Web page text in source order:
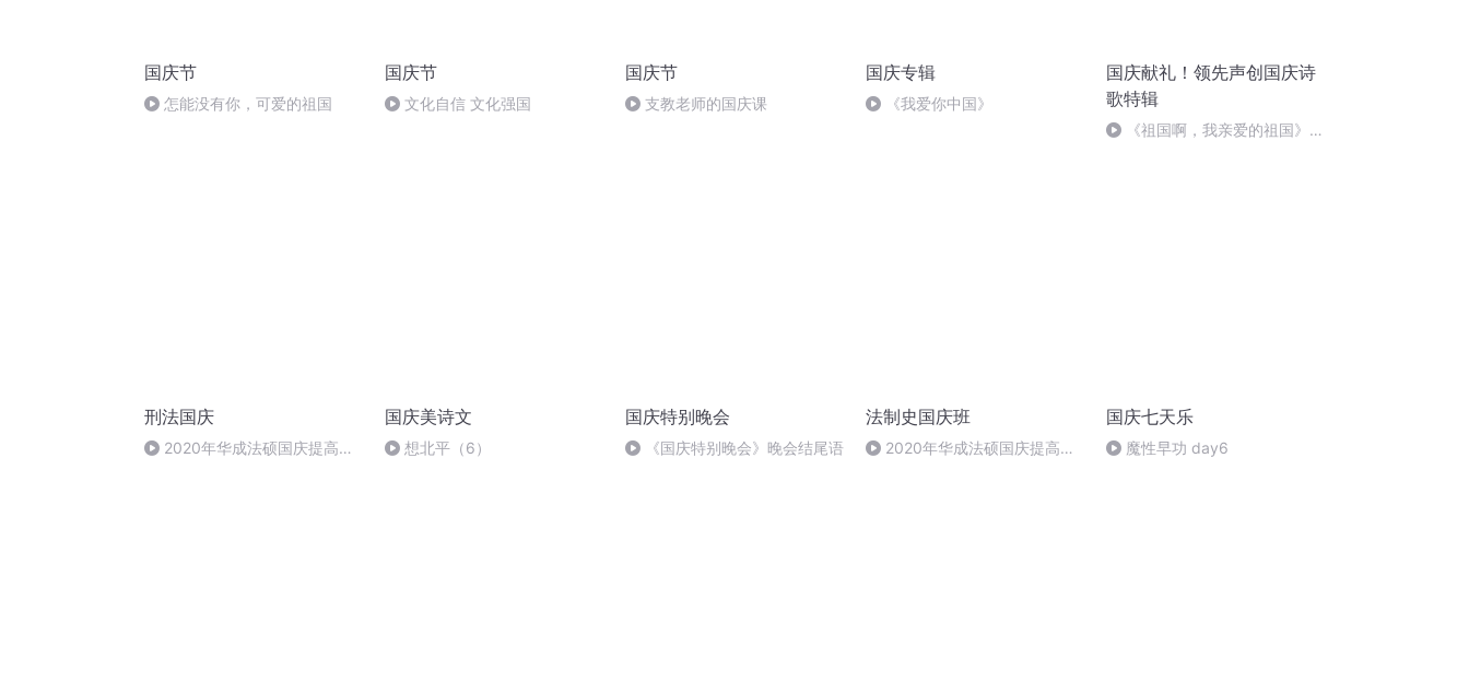
国庆节
怎能没有你，可爱的祖国
国庆节
文化自信 文化强国
国庆节
支教老师的国庆课
国庆专辑
《我爱你中国》
国庆献礼！领先声创国庆诗
歌特辑
《祖国啊，我亲爱的祖国》温
刑法国庆
2020年华成法硕国庆提高班
国庆美诗文
想北平（6）
国庆特别晚会
《国庆特别晚会》晚会结尾语
法制史国庆班
2020年华成法硕国庆提高班
国庆七天乐
魔性早功 day6